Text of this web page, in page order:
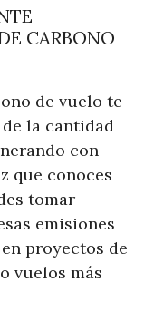
CARBONO
de vuelo te
la cantidad
con
que conoces
tomar
emisiones
proyectos de
vuelos más